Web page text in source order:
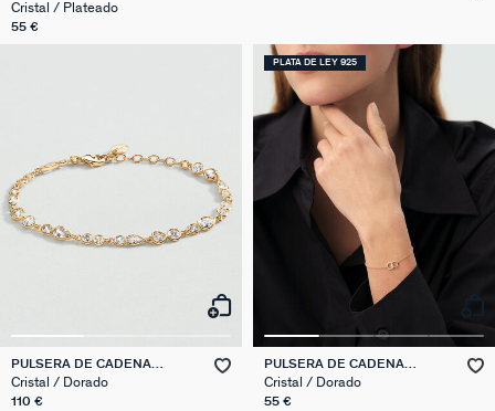
Cristal / Plateado
55 €
PULSERA DE CADENA
CANDY
Cristal / Dorado
110 €
PLATA DE LEY 925
PULSERA DE CADENA
RONDOU
Cristal / Dorado
55 €